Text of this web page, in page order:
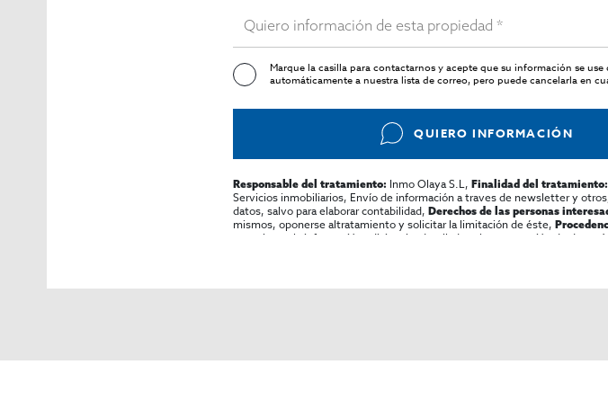
Marque la casilla para contactarnos y acepte que su información se
automáticamente a nuestra lista de correo, pero puede cancelarla en
QUIERO INFORMACIÓN
Responsable del tratamiento: Inmo Olaya S.L, Finalidad del tratamiento:
Servicios inmobiliarios, Envío de información a traves de newsletter y
datos, salvo para elaborar contabilidad, Derechos de las personas
mismos, oponerse altratamiento y solicitar la limitación de éste,
consultarse la información adicional y detallada sobre protección de datos